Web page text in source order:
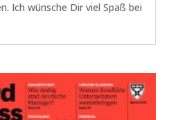
Ich wünsche Dir viel Spaß bei